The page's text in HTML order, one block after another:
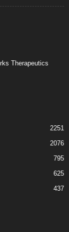
Therapeutics
2251
2076
795
625
437